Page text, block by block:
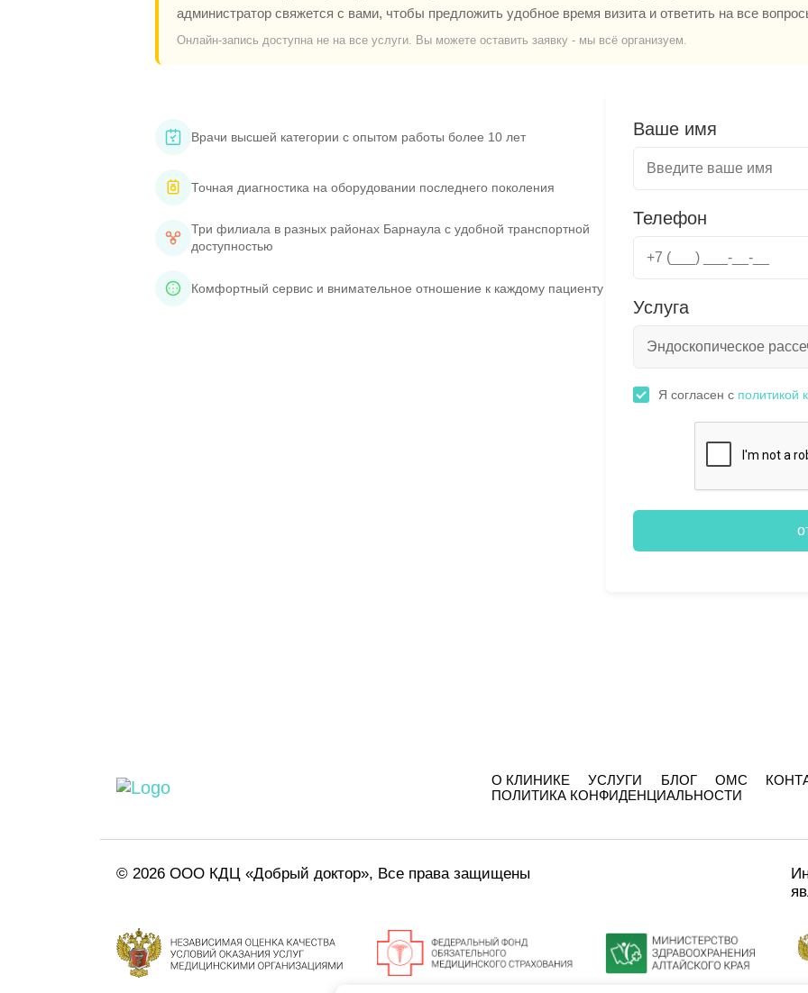
администратор свяжется с вами, чтобы предложить удобное время визита и ответить на все
Онлайн-запись доступна не на все услуги. Вы можете оставить заявку - мы всё организуем.
Врачи высшей категории с опытом работы более 10 лет
Точная диагностика на оборудовании последнего поколения
Три филиала в разных районах Барнаула с удобной транспортной
доступностью
Комфортный сервис и внимательное отношение к каждому пациенту
Ваше имя
Телефон
Услуга
Я согласен с политикой
О КЛИНИКЕ УСЛУГИ БЛОГ ОМС
ПОЛИТИКА КОНФИДЕНЦИАЛЬНОСТИ
© 2026 ООО КДЦ «Добрый доктор», Все права защищены